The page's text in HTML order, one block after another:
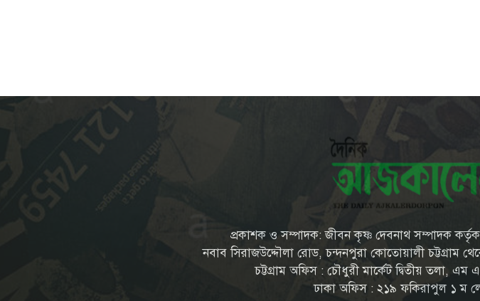
প্রকাশক ও সম্পাদক: জীবন কৃষ্ণ দেবনাথ সম্পাদক কর্তৃক
নবাব সিরাজউদ্দৌলা রোড, চন্দনপুরা কোতোয়ালী চট্টগ্রাম
চট্টগ্রাম অফিস : চৌধুরী মার্কেট দ্বিতীয় তলা,
ঢাকা অফিস : ২১৯ ফকিরাপুল ১ ম